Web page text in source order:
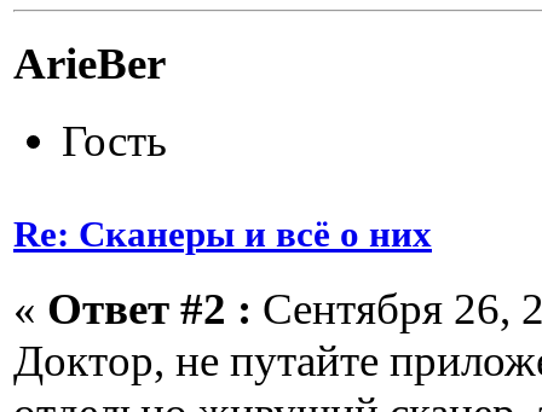
ArieBer
Гость
Re: Сканеры и всё о них
« Ответ #2 : Сентября 26,
Доктор, не путайте